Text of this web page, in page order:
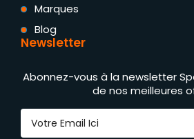
Marques
Blog
Newsletter
Abonnez-vous à la newsletter
de nos meilleures